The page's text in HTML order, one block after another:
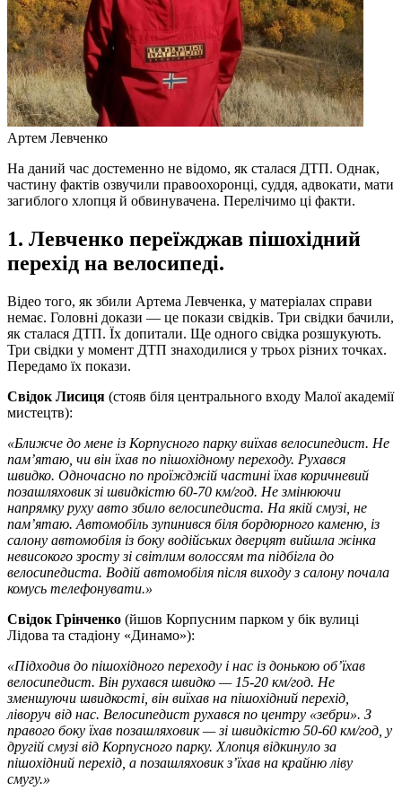
Артем Левченко
На даний час достеменно не відомо, як сталася ДТП. Однак,
частину фактів озвучили правоохоронці, суддя, адвокати, мати
загиблого хлопця й обвинувачена. Перелічимо ці факти.
1. Левченко переїжджав пішохідний
перехід на велосипеді.
Відео того, як збили Артема Левченка, у матеріалах справи
немає. Головні докази — це покази свідків. Три свідки бачили,
як сталася ДТП. Їх допитали. Ще одного свідка розшукують.
Три свідки у момент ДТП знаходилися у трьох різних точках.
Передамо їх покази.
Свідок Лисиця (стояв біля центрального входу Малої академії
мистецтв):
«Ближче до мене із Корпусного парку виїхав велосипедист. Не
пам’ятаю, чи він їхав по пішохідному переходу. Рухався
швидко. Одночасно по проїжджій частині їхав коричневий
позашляховик зі швидкістю 60-70 км/год. Не змінюючи
напрямку руху авто збило велосипедиста. На якій смузі, не
пам’ятаю. Автомобіль зупинився біля бордюрного каменю, із
салону автомобіля із боку водійських дверцят вийшла жінка
невисокого зросту зі світлим волоссям та підбігла до
велосипедиста. Водій автомобіля після виходу з салону почала
комусь телефонувати.»
Свідок Грінченко (йшов Корпусним парком у бік вулиці
Лідова та стадіону «Динамо»):
«Підходив до пішохідного переходу і нас із донькою об’їхав
велосипедист. Він рухався швидко — 15-20 км/год. Не
зменшуючи швидкості, він виїхав на пішохідний перехід,
ліворуч від нас. Велосипедист рухався по центру «зебри». З
правого боку їхав позашляховик — зі швидкістю 50-60 км/год, у
другій смузі від Корпусного парку. Хлопця відкинуло за
пішохідний перехід, а позашляховик з’їхав на крайню ліву
смугу.»